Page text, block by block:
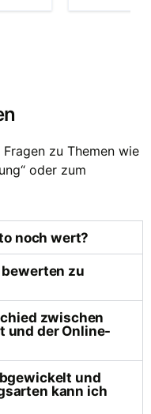
zu Themen wie
oder zum
noch wert?
zu
zwischen
und der Online-
und
kann ich